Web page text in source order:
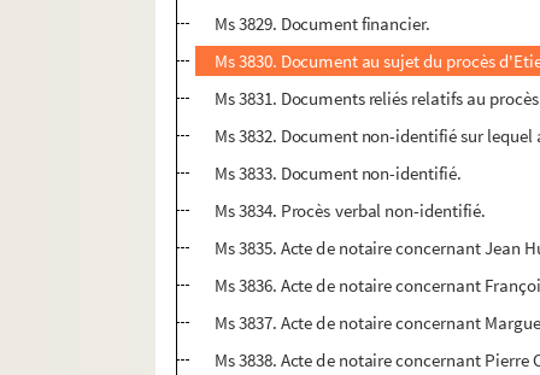
Ms 3829. Document financier.
Ms 3830. Document au sujet du procès
Ms 3831. Documents reliés relatifs au
Ms 3832. Document non-identifié sur
Ms 3833. Document non-identifié.
Ms 3834. Procès verbal non-identifié.
Ms 3835. Acte de notaire concernant Jean
Ms 3836. Acte de notaire concernant
Ms 3837. Acte de notaire concernant
Ms 3838. Acte de notaire concernant Pierre